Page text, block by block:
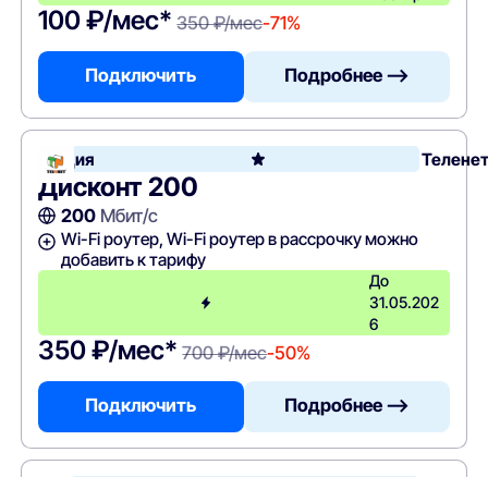
100 ₽/мес* 350 ₽/мес-71%
Подключить Подробнее —>
Акция
Дисконт 200
200Мбит/с
Wi-Fi роутер, Wi-Fi роутер в рассрочку можно
добавить к тарифу
До
31.05.202
6
350 ₽/мес* 700 ₽/мес-50%
Подключить Подробнее —>